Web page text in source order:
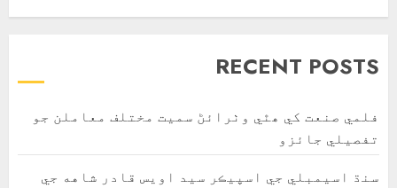
RECENT POSTS
فلمي صنعت کي ھٿي وٺرائڻ سميت مختلف معاملن جو
تفصيلي جائزو
سنڌ اسيمبلي جي اسپيڪر سيد اويس قادر شاهه جي